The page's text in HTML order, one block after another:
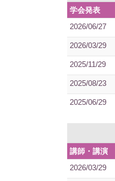
学会発表
2026/06/27
2026/03/29
2025/11/29
2025/08/23
2025/06/29
講師・講演
2026/03/29